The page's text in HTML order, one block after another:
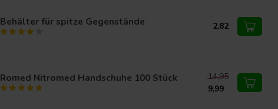
Behälter für spitze Gegenstände 2,82
Romed Nitromed Handschuhe 100 Stück
14,95
9,99